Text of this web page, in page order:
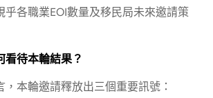
乎各職業EOI數量及移民局未來邀請策
看待本輪結果？
本輪邀請釋放出三個重要訊號：